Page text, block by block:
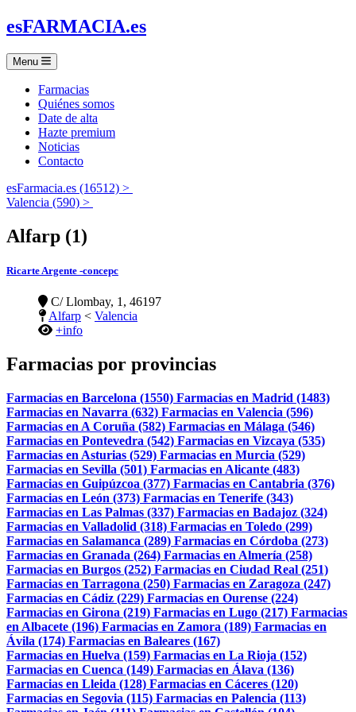
esFARMACIA.es
Menu
Farmacias
Quiénes somos
Date de alta
Hazte premium
Noticias
Contacto
esFarmacia.es (16512) >
Valencia (590) >
Alfarp (1)
Ricarte Argente -concepc
C/ Llombay, 1, 46197
Alfarp < Valencia
+info
Farmacias por provincias
Farmacias en Barcelona (1550) Farmacias en Madrid (1483)
Farmacias en Navarra (632) Farmacias en Valencia (596)
Farmacias en A Coruña (582) Farmacias en Málaga (546)
Farmacias en Pontevedra (542) Farmacias en Vizcaya (535)
Farmacias en Asturias (529) Farmacias en Murcia (529)
Farmacias en Sevilla (501) Farmacias en Alicante (483)
Farmacias en Guipúzcoa (377) Farmacias en Cantabria (376)
Farmacias en León (373) Farmacias en Tenerife (343)
Farmacias en Las Palmas (337) Farmacias en Badajoz (324)
Farmacias en Valladolid (318) Farmacias en Toledo (299)
Farmacias en Salamanca (289) Farmacias en Córdoba (273)
Farmacias en Granada (264) Farmacias en Almería (258)
Farmacias en Burgos (252) Farmacias en Ciudad Real (251)
Farmacias en Tarragona (250) Farmacias en Zaragoza (247)
Farmacias en Cádiz (229) Farmacias en Ourense (224)
Farmacias en Girona (219) Farmacias en Lugo (217) Farmacias
en Albacete (196) Farmacias en Zamora (189) Farmacias en
Ávila (174) Farmacias en Baleares (167)
Farmacias en Huelva (159) Farmacias en La Rioja (152)
Farmacias en Cuenca (149) Farmacias en Álava (136)
Farmacias en Lleida (128) Farmacias en Cáceres (120)
Farmacias en Segovia (115) Farmacias en Palencia (113)